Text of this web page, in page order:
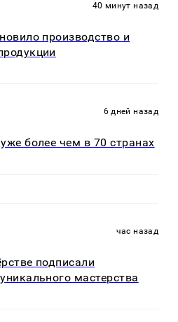
40 минут назад
производство и
6 дней назад
более чем в 70 странах
час назад
подписали
мастерства